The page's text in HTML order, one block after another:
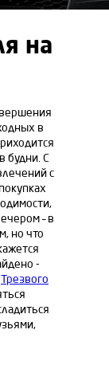
на
в
будни. С
с
– в
но что
-
Трезвого